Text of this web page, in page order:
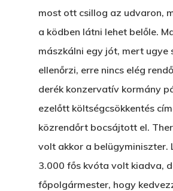
most ott csillog az udvaron,
a ködben látni lehet belőle.
mászkálni egy jót, mert ugye
ellenőrzi, erre nincs elég
derék konzervatív kormány
ezelőtt költségcsökkentés
közrendőrt bocsájtott el.
volt akkor a belügyminiszter.
3.000 fős kvóta volt kiadva,
főpolgármester, hogy